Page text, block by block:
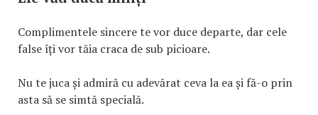
Complimentele sincere te vor duce departe, dar cele
false îți vor tăia craca de sub picioare.
Nu te juca și admiră cu adevărat ceva la ea și fă-o prin
asta să se simtă specială.